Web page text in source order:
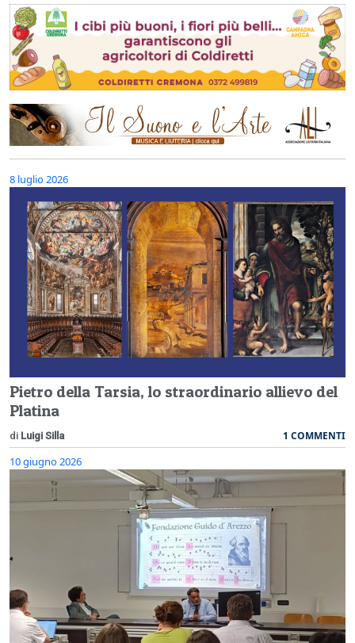
8 luglio 2026
Pietro della Tarsia, lo straordinario allievo del
Platina
di Luigi Silla 1 COMMENTI
10 giugno 2026